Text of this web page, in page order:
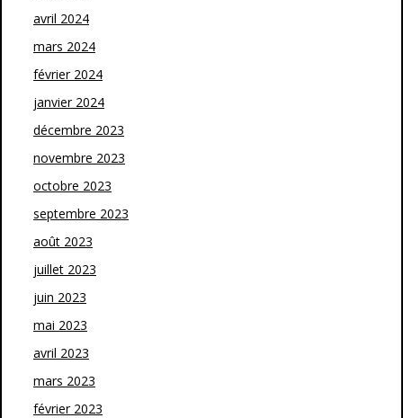
avril 2024
mars 2024
février 2024
janvier 2024
décembre 2023
novembre 2023
octobre 2023
septembre 2023
août 2023
juillet 2023
juin 2023
mai 2023
avril 2023
mars 2023
février 2023